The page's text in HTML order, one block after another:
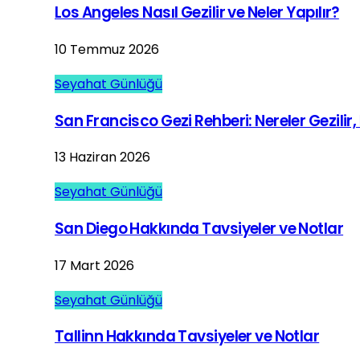
Los Angeles Nasıl Gezilir ve Neler Yapılır?
10 Temmuz 2026
Seyahat Günlüğü
San Francisco Gezi Rehberi: Nereler Gezilir,
13 Haziran 2026
Seyahat Günlüğü
San Diego Hakkında Tavsiyeler ve Notlar
17 Mart 2026
Seyahat Günlüğü
Tallinn Hakkında Tavsiyeler ve Notlar